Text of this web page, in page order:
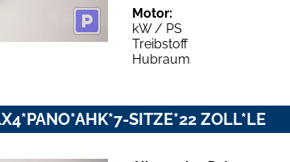
Motor:
kW / PS
Treibstoff
Hubraum
SITZE*22 ZOLL*LE